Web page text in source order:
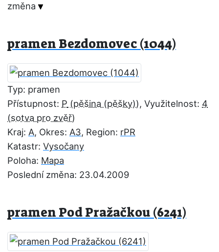
změna
pramen Bezdomovec (1044)
Typ: pramen
Přístupnost: P , Využitelnost: 4
Kraj: A, Okres: A3, Region: rPR
Katastr: Vysočany
Poloha: Mapa
Poslední změna: 23.04.2009
pramen Pod Pražačkou (6241)